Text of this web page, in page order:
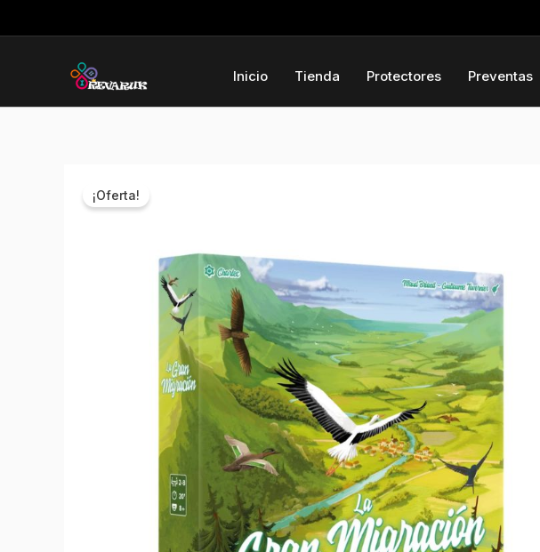
al
Inicio Tienda Protectores Preventas
¡Oferta!